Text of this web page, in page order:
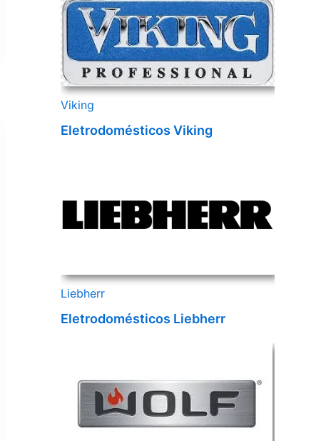
Viking
Eletrodomésticos Viking
Liebherr
Eletrodomésticos Liebherr